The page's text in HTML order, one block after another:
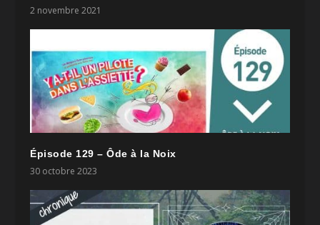
2 novembre 2021
Épisode 129 – Ôde à la Noix
30 octobre 2023